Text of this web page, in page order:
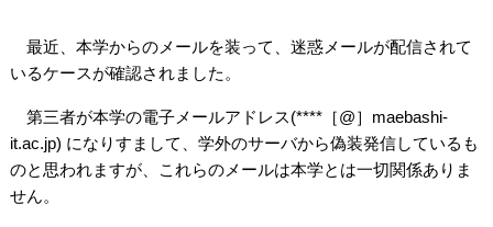
最近、本学からのメールを装って、迷惑メールが配信されて
いるケースが確認されました。
第三者が本学の電子メールアドレス(****［@］ maebashi-
it.ac.jp) になりすまして、学外のサーバから偽装発信しているも
のと思われますが、これらのメールは本学とは一切関係ありま
せん。